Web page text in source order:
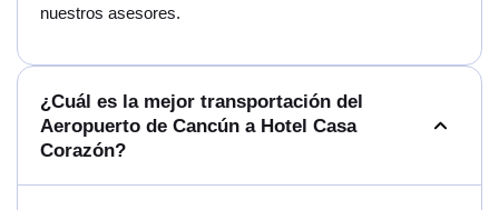
nuestros asesores.
¿Cuál es la mejor transportación del
Aeropuerto de Cancún a Hotel Casa
Corazón?